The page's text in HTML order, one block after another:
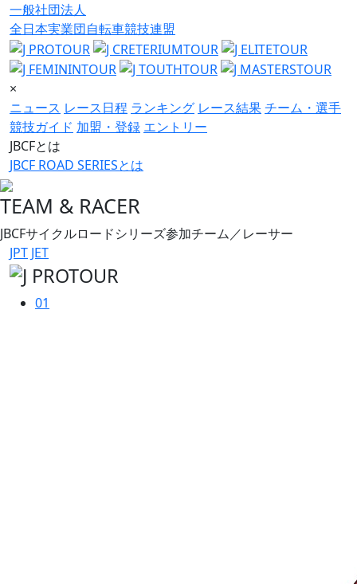
一般社団法人
全日本実業団自転車競技連盟
×
ニュース レース日程 ランキング レース結果チーム・選手
競技ガイド 加盟・登録 エントリー
JBCFとは
JBCF ROAD SERIESとは
TEAM & RACER
JBCFサイクルロードシリーズ参加チーム／レーサー
JPT JET
01